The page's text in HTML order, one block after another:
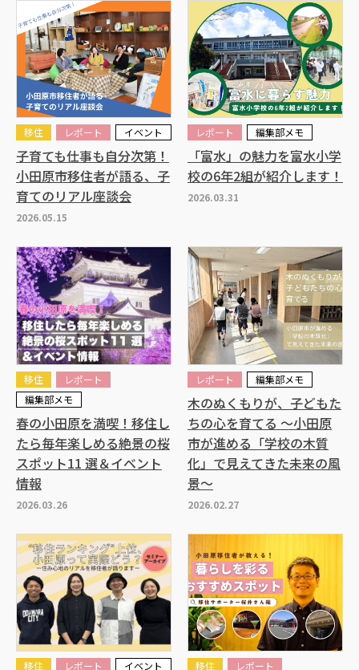
2026.05.15
移住 レポート イベント
子育ても仕事も自分次第！
小田原市移住者が語る、子
育てのリアル座談会
2026.03.31
レポート 編集部メモ
「富水」の魅力を富水小学
校の6年2組が紹介します！
2026.03.26
移住
レポート
編集部メモ
春の小田原を満喫！移住し
たら毎年楽しめる絶景の桜
スポット11 選＆イベント
情報
2026.02.27
レポート 編集部メモ
木のぬくもりが、子どもた
ちの心を育てる ～小田原
市が進める「学校の木質
化」で見えてきた未来の風
景～
移住 レポート イベント 移住
レポート